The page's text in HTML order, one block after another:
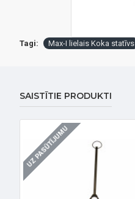
Tagi: Max-I lielais Koka statīvs
SAISTĪTIE PRODUKTI
UZ PASŪTĪJUMU